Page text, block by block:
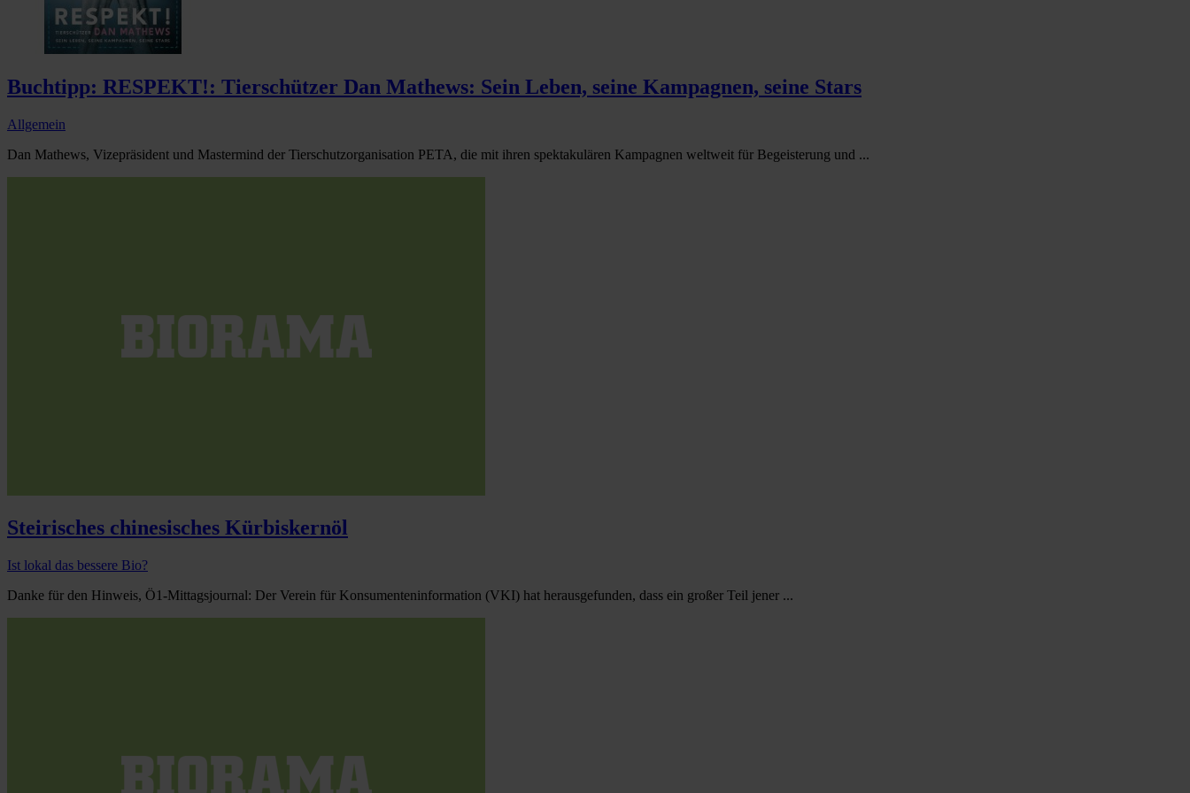
Buchtipp: RESPEKT!: Tierschützer Dan Mathews: Sein Leben, seine Kampagnen, seine Stars
Allgemein
Dan Mathews, Vizepräsident und Mastermind der Tierschutzorganisation PETA, die mit ihren spektakulären Kampagnen weltweit für Begeisterung und ...
Steirisches chinesisches Kürbiskernöl
Ist lokal das bessere Bio?
Danke für den Hinweis, Ö1-Mittagsjournal: Der Verein für Konsumenteninformation (VKI) hat herausgefunden, dass ein großer Teil jener ...